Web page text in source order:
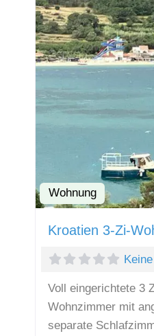
Wohnung
Kroatien 3-Zi-
Voll eingerichtete 3
Wohnzimmer mit
separate